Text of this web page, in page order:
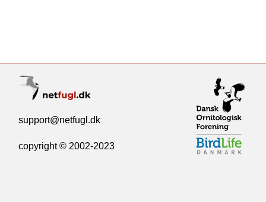
support@netfugl.dk
copyright © 2002-2023